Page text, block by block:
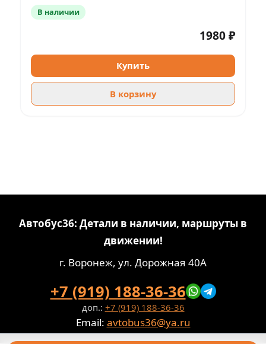
В наличии
1980 ₽
Купить
В корзину
Автобус36: Детали в наличии, маршруты в
движении!
г. Воронеж, ул. Дорожная 40А
+7 (919) 188-36-36
доп.: +7 (919) 188-36-36
Email: avtobus36@ya.ru